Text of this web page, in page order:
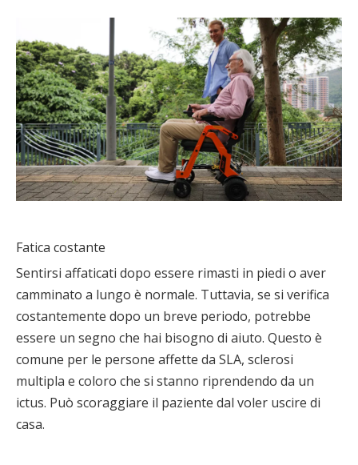
Fatica costante
Sentirsi affaticati dopo essere rimasti in piedi o aver
camminato a lungo è normale. Tuttavia, se si verifica
costantemente dopo un breve periodo, potrebbe
essere un segno che hai bisogno di aiuto. Questo è
comune per le persone affette da SLA, sclerosi
multipla e coloro che si stanno riprendendo da un
ictus. Può scoraggiare il paziente dal voler uscire di
casa.